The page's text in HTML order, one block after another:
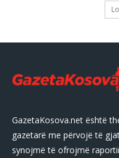
GazetaKosova.net është
gazetarë me përvojë të
synojmë të ofrojmë